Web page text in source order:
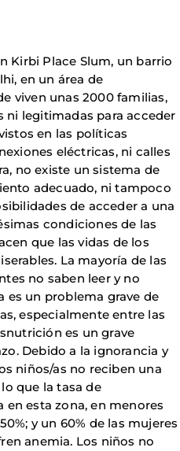
Kirbi Place Slum, un barrio
en un área de
viven unas 2000 familias,
ni legitimadas para acceder
en las políticas
eléctricas, ni calles
no existe un sistema de
adecuado, ni tampoco
de acceder a una
condiciones de las
que las vidas de los
La mayoría de las
no saben leer y no
es un problema grave de
especialmente entre las
es un grave
Debido a la ignorancia y
niños/as no reciben una
que la tasa de
esta zona, en menores
y un 60% de las mujeres
anemia. Los niños no